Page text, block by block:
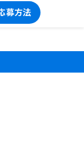
募方法